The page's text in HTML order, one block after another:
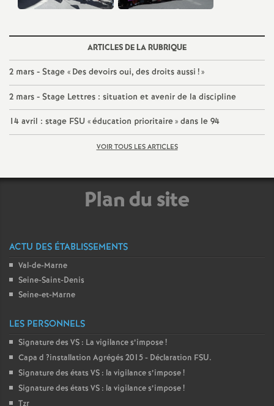
ARTICLES DE LA RUBRIQUE
2 mars - Stage « Des devoirs oui, des droits aussi !»
2 mars - Stage Lettres : situation et avenir de la discipline
14 avril : stage FSU «éducation prioritaire» dans le 94
VOIR TOUS LES ARTICLES
Plan du site
ACTU DES ÉTABLISSEMENTS
Val-de-Marne
Seine-Saint-Denis
Seine-et-Marne
LES PERSONNELS
Signature des VS : La vigilance s’impose!
Capa d ?installation Agrégés 2015 - Déclaration FSU.
Signature des états VS : la vigilance s’impose!
Signature des états VS : la vigilance s’impose!